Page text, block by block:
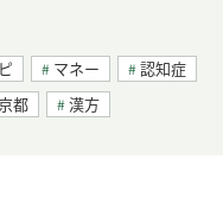
マネー
認知症
都 漢方